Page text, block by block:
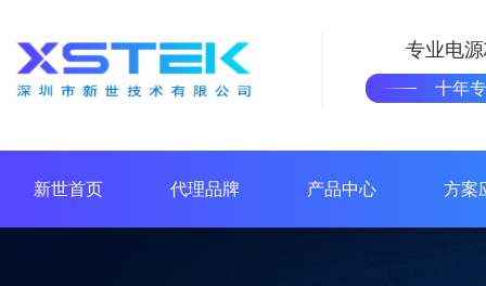
专业电
十年
新世首页 代理品牌 产品中心 方案